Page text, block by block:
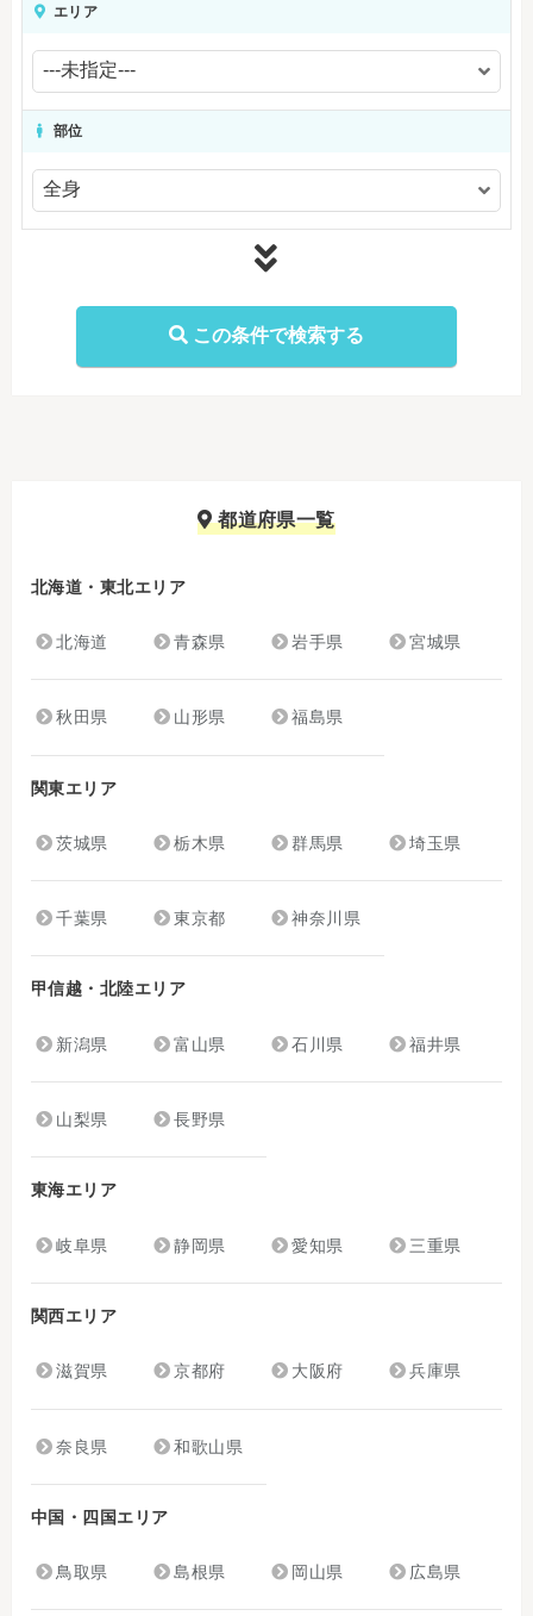
エリア
部位
都道府県一覧
北海道・東北エリア
北海道 青森県 岩手県 宮城県
秋田県 山形県 福島県
関東エリア
茨城県 栃木県 群馬県 埼玉県
千葉県 東京都 神奈川県
甲信越・北陸エリア
新潟県 富山県 石川県 福井県
山梨県 長野県
東海エリア
岐阜県 静岡県 愛知県 三重県
関西エリア
滋賀県 京都府 大阪府 兵庫県
奈良県 和歌山県
中国・四国エリア
鳥取県 島根県 岡山県 広島県